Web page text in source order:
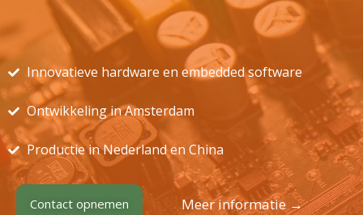
Innovatieve hardware en embedded software
Ontwikkeling in Amsterdam
Productie in Nederland en China
Contact opnemen Meer informatie →